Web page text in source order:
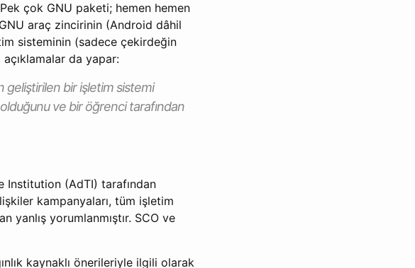
çok GNU paketi; hemen hemen
araç zincirinin (Android dâhil
sisteminin (sadece çekirdeğin
açıklamalar da yapar:
geliştirilen bir işletim sistemi
ve bir öğrenci tarafından
Institution (AdTI) tarafından
kampanyaları, tüm işletim
yanlış yorumlanmıştır. SCO ve
kaynaklı önerileriyle ilgili olarak